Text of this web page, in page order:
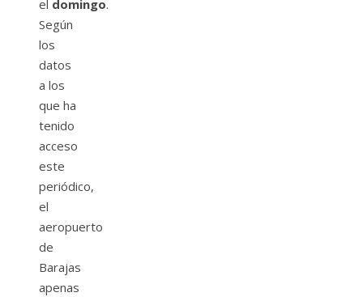
el domingo.
Según
los
datos
a los
que ha
tenido
acceso
este
periódico,
el
aeropuerto
de
Barajas
apenas